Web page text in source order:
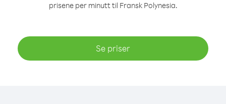
prisene per minutt til Fransk Polynesia.
Se priser